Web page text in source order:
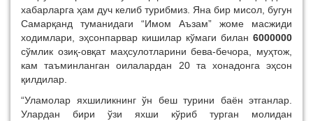
хабарларга ҳам дуч келиб турибмиз. Яна бир мисол, бугун
Самарқанд туманидаги “Имом Аъзам” жоме масжиди
ходимлари, эҳсонпарвар кишилар кўмаги билан 6000000
сўмлик озиқ-овқат маҳсулотларини бева-бечора, муҳтож,
кам таъминланган оилалардан 20 та хонадонга эҳсон
қилдилар.
“Уламолар яхшиликнинг ўн беш турини баён этганлар.
Улардан бири ўзи яхши кўриб турган молидан